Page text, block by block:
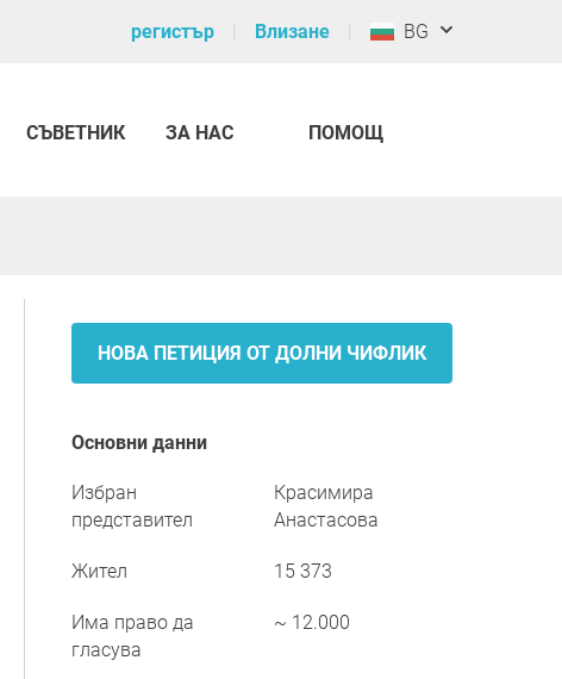
регистър Влизане BG
СЪВЕТНИК ЗА НАС ПОМОЩ
НОВА ПЕТИЦИЯ ОТ ДОЛНИ ЧИФЛИК
Основни данни
Избран
представител
Красимира
Анастасова
Жител 15 373
Има право да
гласува
~ 12.000